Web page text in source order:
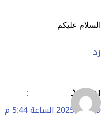
السلام عليكم
رد
سعيد
:
9 مايو، 2025 الساعة 5:44 م